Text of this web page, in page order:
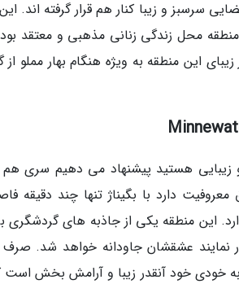
سرسبز و زیبا کنار هم قرار گرفته اند.
محل زندگی زنانی مذهبی و معتقد
زیبای این منطقه به ویژه هنگام بهار
و زیبایی هستید پیشنهاد می دهیم
دارد با بگیناژ تنها چند دقیقه
این منطقه یکی از جاذبه های گردشگری
عشقشان جاودانه خواهد شد. صرف
خود آنقدر زیبا و آرامش بخش است که